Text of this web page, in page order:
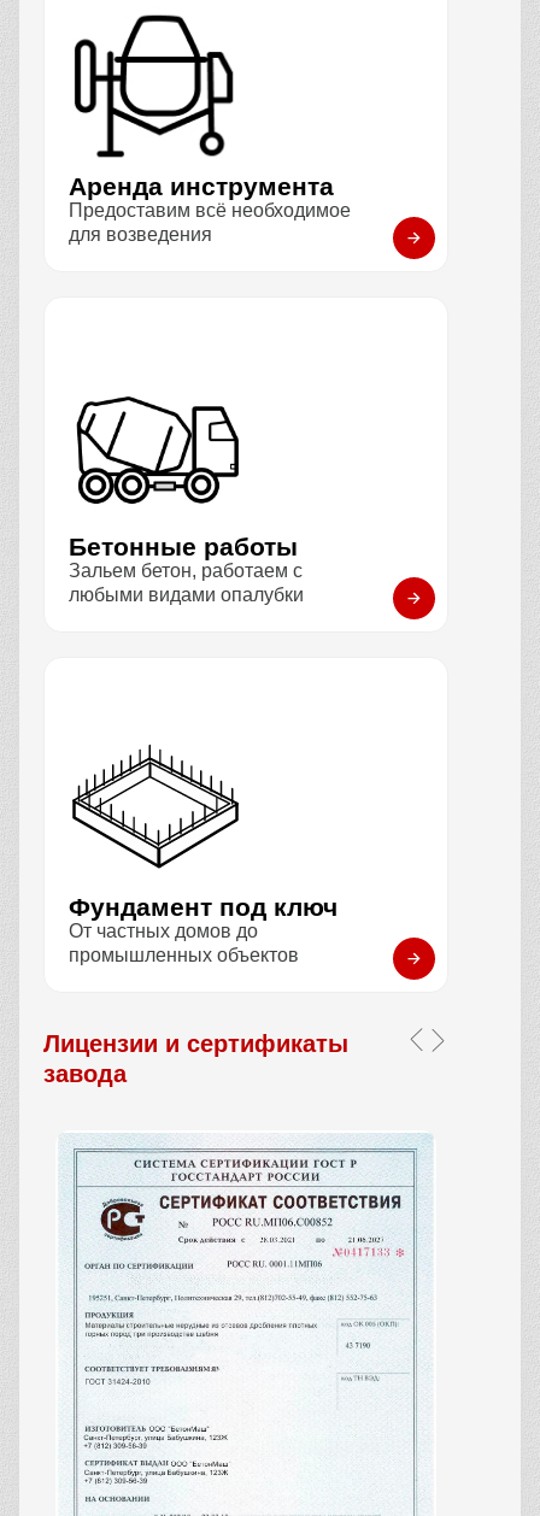
Аренда инструмента
Предоставим всё необходимое
для возведения
Бетонные работы
Зальем бетон, работаем с
любыми видами опалубки
Фундамент под ключ
От частных домов до
промышленных объектов
Лицензии и сертификаты
завода